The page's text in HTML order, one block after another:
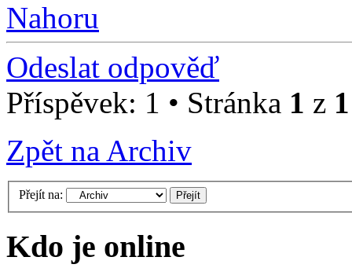
Nahoru
Odeslat odpověď
Příspěvek: 1 • Stránka 1 z 1
Zpět na Archiv
Přejít na:
Kdo je online